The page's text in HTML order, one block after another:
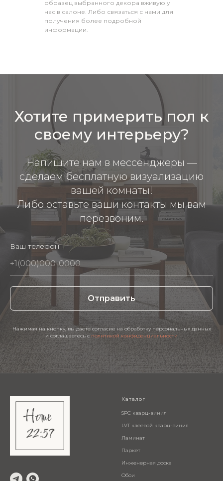
образец выбранного декора вживую у
нас в салоне. Либо связаться с нами для
получения более подробной
информации.
Хотите примерить пол к
своему интерьеру?
Напишите нам в мессенджеры —
сделаем бесплатную визуализацию
вашей комнаты!
Либо оставьте ваши контакты мы вам
перезвоним.
Ваш телефон
Отправить
Нажимая на кнопку, вы даете согласие на обработку персональных данных
и соглашаетесь c политикой конфиденциальности
Каталог
SPC кварц-винил
LVT клеевой кварц-винил
Ламинат
Паркет
Инженерная доска
Обои